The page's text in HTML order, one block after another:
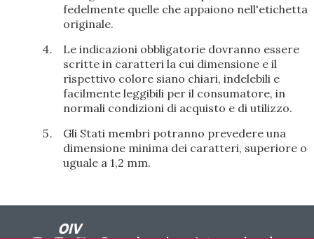
fedelmente quelle che appaiono nell'etichetta
originale.
Le indicazioni obbligatorie dovranno essere
scritte in caratteri la cui dimensione e il
rispettivo colore siano chiari, indelebili e
facilmente leggibili per il consumatore, in
normali condizioni di acquisto e di utilizzo.
Gli Stati membri potranno prevedere una
dimensione minima dei caratteri, superiore o
uguale a 1,2 mm.